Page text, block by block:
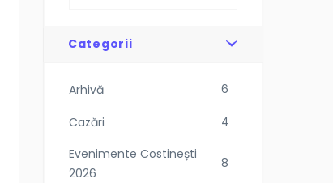
Categorii
Arhivă 6
Cazări 4
Evenimente Costinești
2026
8